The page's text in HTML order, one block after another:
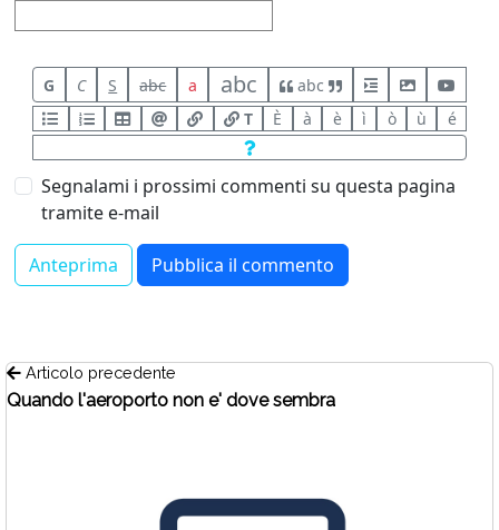
G C S abc a abc
abc
T
È à è ì ò ù é
Segnalami i prossimi commenti su questa pagina
tramite e-mail
Articolo precedente
Quando l'aeroporto non e' dove sembra